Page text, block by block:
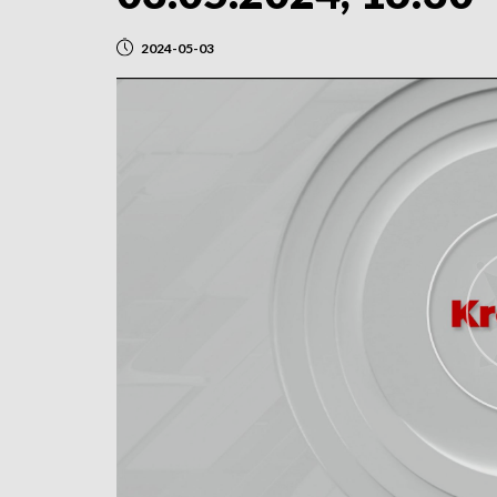
2024-05-03